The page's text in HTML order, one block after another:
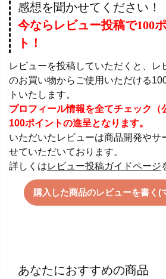
感想を聞かせてください！
今ならレビュー投稿で100
ト！
レビューを投稿していただくと、レ
のお買い物からご使用いただける
トいたします。
プロフィール情報を全てチェック（
100ポイントの進呈となります。
いただいたレビューは商品開発やサ
せていただいております。
詳しくはレビュー投稿ガイドページ
購入した商品のレビューを書く(
あなたにおすすめの商品